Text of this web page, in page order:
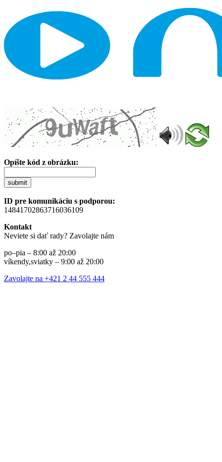
Opíšte kód z obrázku:
submit
ID pre komunikáciu s podporou:
14841702863716036109
Kontakt
Neviete si dať rady? Zavolajte nám
po–pia – 8:00 až 20:00
víkendy,sviatky – 9:00 až 20:00
Zavolajte na +421 2 44 555 444